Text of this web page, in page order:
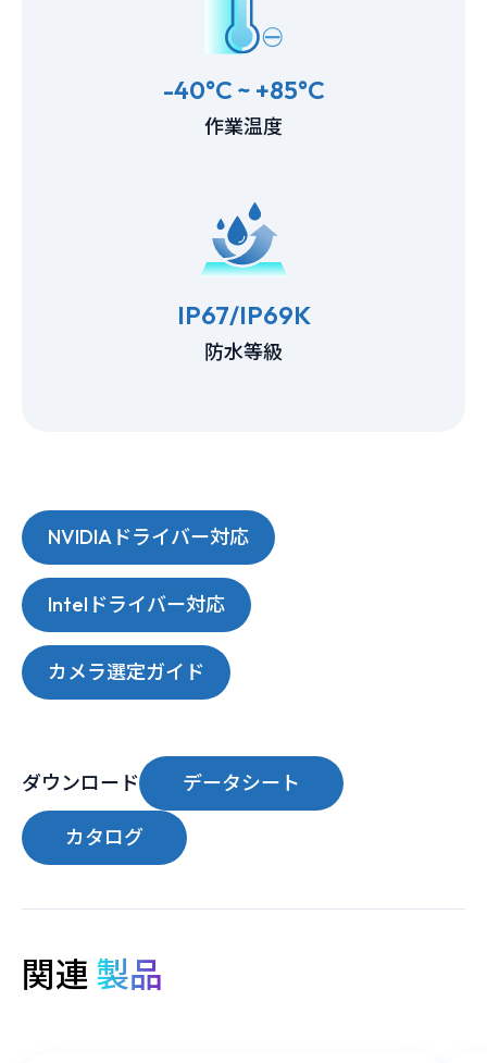
-40°C ~ +85°C
作業温度
IP67/IP69K
防水等級
NVIDIAドライバー対応
Intelドライバー対応
カメラ選定ガイド
ダウンロード データシート
カタログ
関連 製品